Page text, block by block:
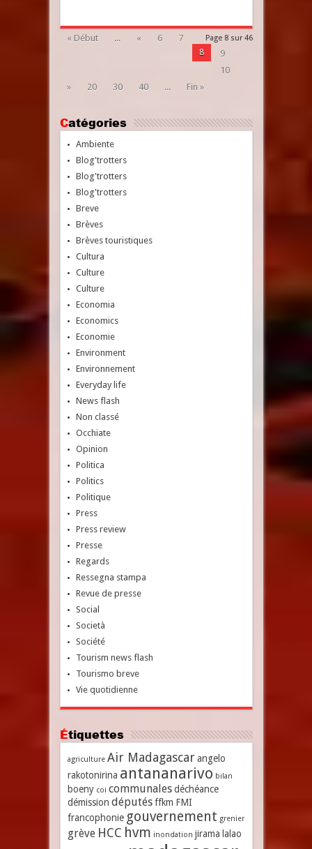
Page 8 sur 46
« Début ... « 6
7
8
9
10
»
20 30 40 ... Fin »
Catégories
Ambiente
Blog'trotters
Blog'trotters
Blog'trotters
Breve
Brèves
Brèves touristiques
Cultura
Culture
Culture
Economia
Economics
Economie
Environment
Environnement
Everyday life
News flash
Non classé
Occhiate
Opinion
Politica
Politics
Politique
Press
Press review
Presse
Regards
Ressegna stampa
Revue de presse
Social
Società
Société
Tourism news flash
Tourismo breve
Vie quotidienne
Étiquettes
agriculture Air Madagascar angelo
rakotonirina antananarivo bilan
boeny coi communales déchéance
démission députés ffkm FMI
francophonie gouvernement grenier
grève HCC hvm inondation jirama lalao